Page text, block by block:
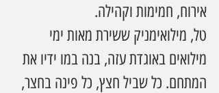
אירוח, חמימות וקהילה.
טל, מילואימניק ששירת מאות ימי
מילואים באוגדת עזה, בנה במו ידיו את
המתחם. כל שביל חצץ, כל פינה בחצר,